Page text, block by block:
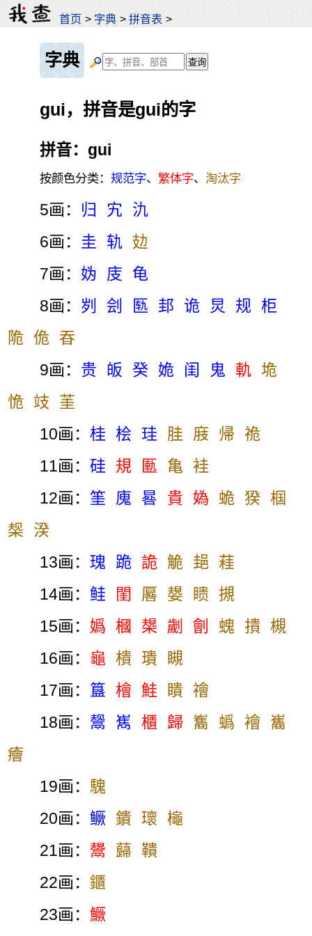
首页 > 字典 >拼音表 >
字典
gui，拼音是gui的字
拼音：gui
按颜色分类：规范字、繁体字、淘汰字
5画： 归 宄
氿
6画： 圭 轨 攰
7画： 妫 庋
龟
8画： 刿 刽 匦 邽 诡 炅 规 柜
陒 佹
昋
9画： 贵 皈 癸 姽 闺 鬼 軌 垝
恑
攱
茥
10画：桂 桧 珪 胿 庪 帰 祪
11画：硅 規 匭 亀 袿
12画：筀 廆 晷 貴 媯 蛫 猤 椢
椝
湀
13画：瑰 跪 詭 觤 郌 蓕
14画： 鲑 閨 厬 嫢 瞆 摫
15画： 嬀 槶 槼 劌 劊 螝 撌 槻
16画： 龜 樻 璝
瞡
17画： 簋 檜 鮭 瞶
禬
18画： 鬶 嶲 櫃 歸 雟 蟡 襘
巂
癐
19画： 騩
20画： 鳜 鐀 瓌
櫷
21画： 鬹 蘬
鞼
22画：鑎
23画： 鱖